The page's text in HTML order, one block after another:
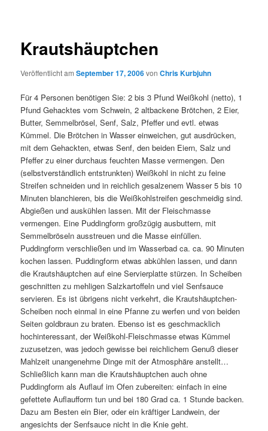
Krautshäuptchen
Veröffentlicht amSeptember 17, 2006vonChris Kurbjuhn
Für 4 Personen benötigen Sie: 2 bis 3 Pfund Weißkohl (netto), 1
Pfund Gehacktes vom Schwein, 2 altbackene Brötchen, 2 Eier,
Butter, Semmelbrösel, Senf, Salz, Pfeffer und evtl. etwas
Kümmel. Die Brötchen in Wasser einweichen, gut ausdrücken,
mit dem Gehackten, etwas Senf, den beiden Eiern, Salz und
Pfeffer zu einer durchaus feuchten Masse vermengen. Den
(selbstverständlich entstrunkten) Weißkohl in nicht zu feine
Streifen schneiden und in reichlich gesalzenem Wasser 5 bis 10
Minuten blanchieren, bis die Weißkohlstreifen geschmeidig sind.
Abgießen und auskühlen lassen. Mit der Fleischmasse
vermengen. Eine Puddingform großzügig ausbuttern, mit
Semmelbröseln ausstreuen und die Masse einfüllen.
Puddingform verschließen und im Wasserbad ca. ca. 90 Minuten
kochen lassen. Puddingform etwas abkühlen lassen, und dann
die Krautshäuptchen auf eine Servierplatte stürzen. In Scheiben
geschnitten zu mehligen Salzkartoffeln und viel Senfsauce
servieren. Es ist übrigens nicht verkehrt, die Krautshäuptchen-
Scheiben noch einmal in eine Pfanne zu werfen und von beiden
Seiten goldbraun zu braten. Ebenso ist es geschmacklich
hochinteressant, der Weißkohl-Fleischmasse etwas Kümmel
zuzusetzen, was jedoch gewisse bei reichlichem Genuß dieser
Mahlzeit unangenehme Dinge mit der Atmosphäre anstellt…
Schließlich kann man die Krautshäuptchen auch ohne
Puddingform als Auflauf im Ofen zubereiten: einfach in eine
gefettete Auflaufform tun und bei 180 Grad ca. 1 Stunde backen.
Dazu am Besten ein Bier, oder ein kräftiger Landwein, der
angesichts der Senfsauce nicht in die Knie geht.